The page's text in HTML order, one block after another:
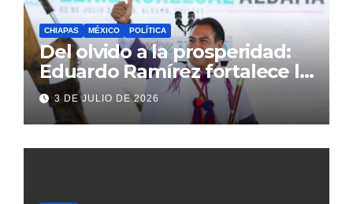
CHIAPAS MÉXICO POLÍTICA
Del olvido a la prosperidad:
Eduardo Ramírez fortalece la
transformación de Aldama
con inversión histórica
3 DE JULIO DE 2026